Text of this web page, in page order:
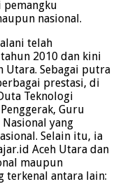
pemangku
nasional.
telah
2010 dan kini
Utara. Sebagai putra
prestasi, di
Teknologi
Guru
Nasional yang
Selain itu, ia
Aceh Utara dan
maupun
terkenal antara lain: